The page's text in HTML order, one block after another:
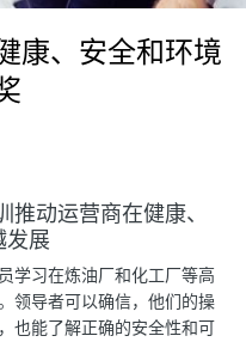
康、安全和环境
推动运营商在健康、
发展
学习在炼油厂和化工厂等高
领导者可以确信，他们的操
也能了解正确的安全性和可